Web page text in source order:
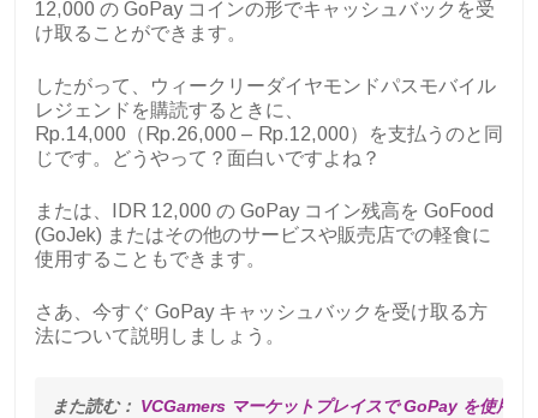
12,000 の GoPay コインの形でキャッシュバックを受
け取ることができます。
したがって、ウィークリーダイヤモンドパスモバイル
レジェンドを購読するときに、
Rp.14,000（Rp.26,000 – Rp.12,000）を支払うのと同
じです。どうやって？面白いですよね？
または、IDR 12,000 の GoPay コイン残高を GoFood
(GoJek) またはその他のサービスや販売店での軽食に
使用することもできます。
さあ、今すぐ GoPay キャッシュバックを受け取る方
法について説明しましょう。
また読む： VCGamers マーケットプレイスで GoPay を使用し